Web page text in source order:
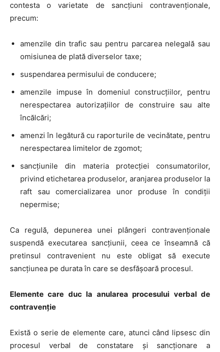
contesta o varietate de sancțiuni contravenționale,
precum:
amenzile din trafic sau pentru parcarea nelegală sau
omisiunea de plată diverselor taxe;
suspendarea permisului de conducere;
amenzile impuse în domeniul construcțiilor, pentru
nerespectarea autorizațiilor de construire sau alte
încălcări;
amenzi în legătură cu raporturile de vecinătate, pentru
nerespectarea limitelor de zgomot;
sancțiunile din materia protecției consumatorilor,
privind etichetarea produselor, aranjarea produselor la
raft sau comercializarea unor produse în condiții
nepermise;
Ca regulă, depunerea unei plângeri contravenționale
suspendă executarea sancțiunii, ceea ce înseamnă că
pretinsul contravenient nu este obligat să execute
sancțiunea pe durata în care se desfășoară procesul.
Elemente care duc la anularea procesului verbal de
contravenție
Există o serie de elemente care, atunci când lipsesc din
procesul verbal de constatare și sancționare a